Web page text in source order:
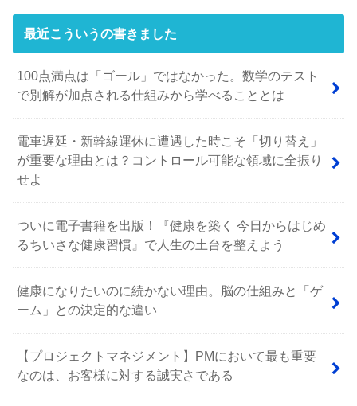
最近こういうの書きました
100点満点は「ゴール」ではなかった。数学のテスト
で別解が加点される仕組みから学べることとは
電車遅延・新幹線運休に遭遇した時こそ「切り替え」
が重要な理由とは？コントロール可能な領域に全振り
せよ
ついに電子書籍を出版！『健康を築く 今日からはじめ
るちいさな健康習慣』で人生の土台を整えよう
健康になりたいのに続かない理由。脳の仕組みと「ゲ
ーム」との決定的な違い
【プロジェクトマネジメント】PMにおいて最も重要
なのは、お客様に対する誠実さである